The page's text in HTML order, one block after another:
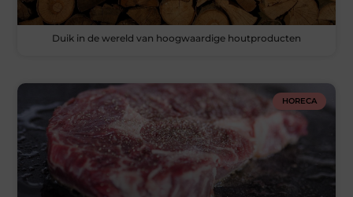
Duik in de wereld van hoogwaardige houtproducten
HORECA